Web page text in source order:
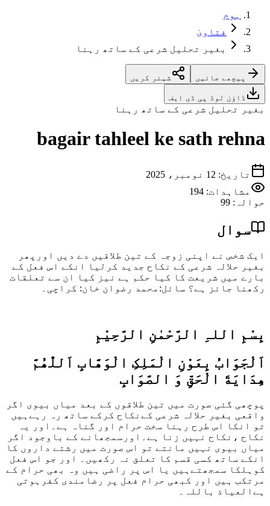
ہوم
فتاویٰ
بغیر تحلیل شرعی کے ساتھ رہنا
پیچھے جائیں شیئر کریں
ڈاؤن لوڈ پی ڈی ایف
بغیر تحلیل شرعی کے ساتھ رہنا
bagair tahleel ke sath rehna
تاریخ: 12 نومبر، 2025
مشاہدات: 194
حوالہ :
99
سوال
ایک شخص نے اپنی زوجہ کے تین طلاقیں دے دیں اورپھر
بغیر حلالہ شرعی کے نکاح جدید کرلیا انکے اس فعل کے
بارے میں شریعت کا کیا حکم ہے نیز کیا ان سے تعلقات
رکھنا جائز ہے؟ سائل:محمد رضوان خان: کراچی۔
بِسْمِ اللہِ الرَّحْمٰنِ الرَّحِيْمِ
اَلْجَوَابُ بِعَوْنِ الْمَلِکِ الْوَھَّابِ اَللّٰھُمَّ
ھِدَايَةَ الْحَقِّ وَ الصَّوَابِ
پوچھی گئی صورت میں تین طلاقوں کے بعد میاں بیوی اگر
واقعی بغیر حلالہ شرعی کےنکاح کرکے ساتھ رہ رہےہیں
تو انکا اس طرح رہنا سخت حرام اور گناہ ہے۔اور یہ
نکاح ،نکاح نہیں زنا ہے۔اورسمجھانے کے باوجود اگر
میاں بیوی نہیں مانتے تو اس صورت میں رشتے داروں کا
انکے ساتھ کسی قسم کا تعلق نہ رکھیں۔ اور جو اس فعل
کوہلکا سمجھتےہیں یا اس پر راضی ہیں وہ بھی حرام کے
مرتکب ہیں اور کبھی حرام فعل پر رضامندی کفرہوتی
ہےالعیاذ باللہ۔